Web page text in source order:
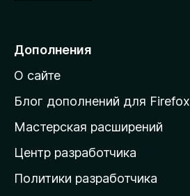
е
й
т
и
а
д
о
Дополнения
О сайте
Блог дополнений для Firefox
Мастерская расширений
Центр разработчика
Политики разработчика